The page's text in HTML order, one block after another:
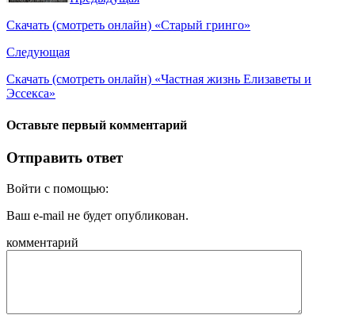
Скачать (смотреть онлайн) «Старый гринго»
Следующая
Скачать (смотреть онлайн) «Частная жизнь Елизаветы и
Эссекса»
Оставьте первый комментарий
Отправить ответ
Войти с помощью:
Ваш e-mail не будет опубликован.
комментарий